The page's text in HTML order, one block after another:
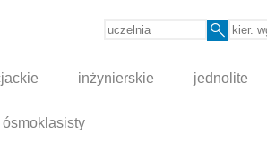
inżynierskie jednolite